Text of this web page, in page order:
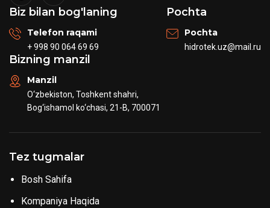
Biz bilan bog'laning
Telefon raqami
+ 998 90 064 69 69
Pochta
Pochta
hidrotek.uz@mail.ru
Bizning manzil
Manzil
O‘zbekiston, Toshkent shahri,
Bog‘ishamol ko‘chasi, 21-B, 700071
Tez tugmalar
Bosh Sahifa
Kompaniya Haqida